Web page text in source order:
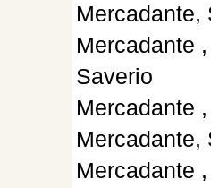
Mercadante,
Mercadante
Saverio
Mercadante
Mercadante,
Mercadante